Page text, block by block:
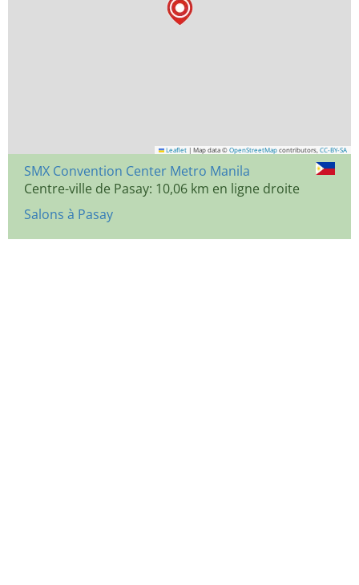
Leaflet | Map data © OpenStreetMap contributors, CC-BY-SA
SMX Convention Center Metro Manila
Centre-ville de Pasay: 10,06 km en ligne droite
Salons à Pasay